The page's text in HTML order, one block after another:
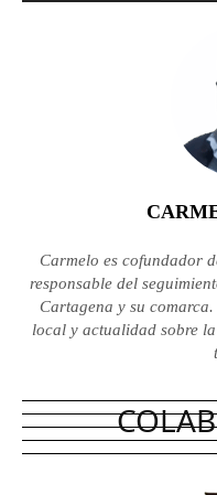
Carmelo es cofundador
responsable del
Cartagena y su
local y actualidad sobre